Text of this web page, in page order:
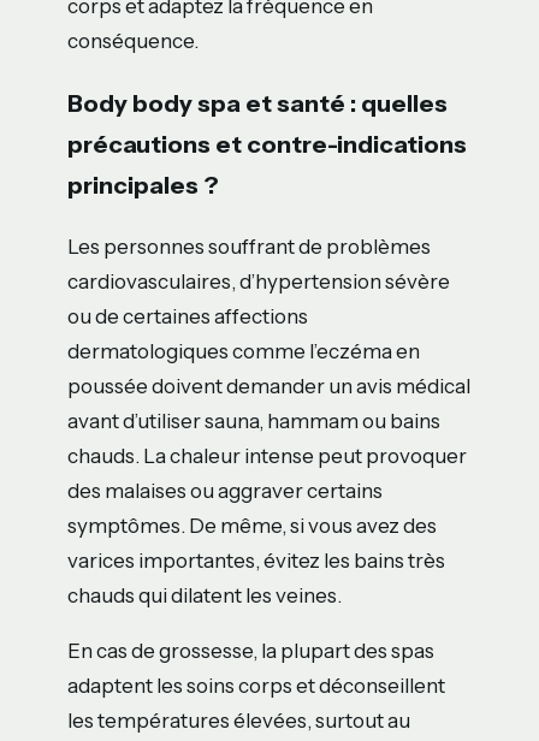
corps et adaptez la fréquence en
conséquence.
Body body spa et santé : quelles
précautions et contre-indications
principales ?
Les personnes souffrant de problèmes
cardiovasculaires, d’hypertension sévère
ou de certaines affections
dermatologiques comme l’eczéma en
poussée doivent demander un avis médical
avant d’utiliser sauna, hammam ou bains
chauds. La chaleur intense peut provoquer
des malaises ou aggraver certains
symptômes. De même, si vous avez des
varices importantes, évitez les bains très
chauds qui dilatent les veines.
En cas de grossesse, la plupart des spas
adaptent les soins corps et déconseillent
les températures élevées, surtout au